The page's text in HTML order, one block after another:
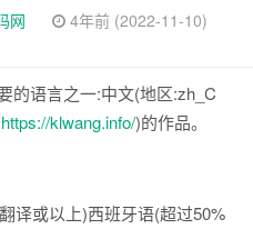
网
4年前 (2022-11-10)
的语言之一:中文(地区:zh_C
https://klwang.info/)的作品。
译或以上)西班牙语(超过50%